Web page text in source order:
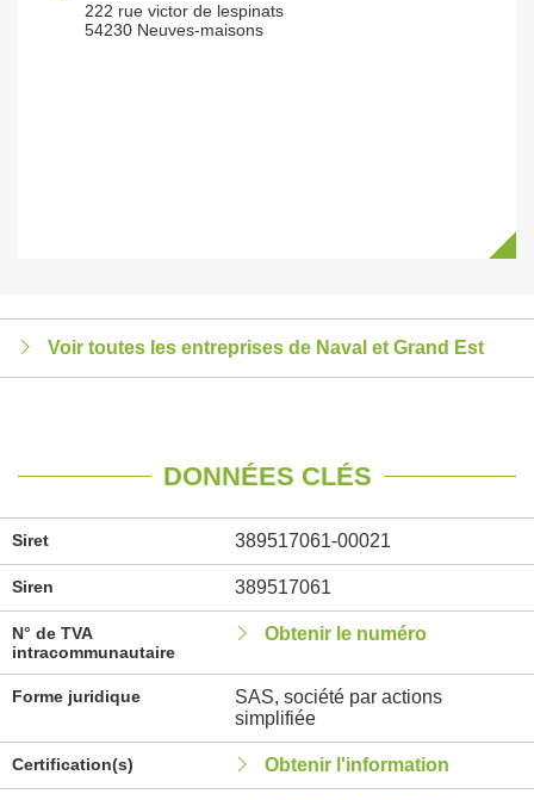
222 rue victor de lespinats
54230 Neuves-maisons
Voir toutes les entreprises de Naval et Grand Est
DONNÉES CLÉS
Siret 389517061-00021
Siren 389517061
N° de TVA
intracommunautaire
Obtenir le numéro
Forme juridique
SAS, société par actions
simplifiée
Certification(s) Obtenir l'information